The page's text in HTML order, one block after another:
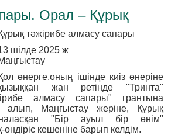
Орал – Құрық
тәжірибе алмасу сапары
шілде 2025 ж
өнерге,оның ішінде киіз өнеріне
жан ретінде "Тринта"
алмасу сапары" грантына
алып, Маңғыстау жеріне, Құрық
"Бір ауыл бір өнім"
кешеніне барып келдім.